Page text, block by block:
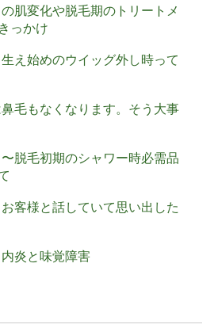
肌変化や脱毛期のトリートメ
っかけ
え始めのウイッグ外し時って
毛もなくなります。そう大事
脱毛初期のシャワー時必需品
客様と話していて思い出した
炎と味覚障害